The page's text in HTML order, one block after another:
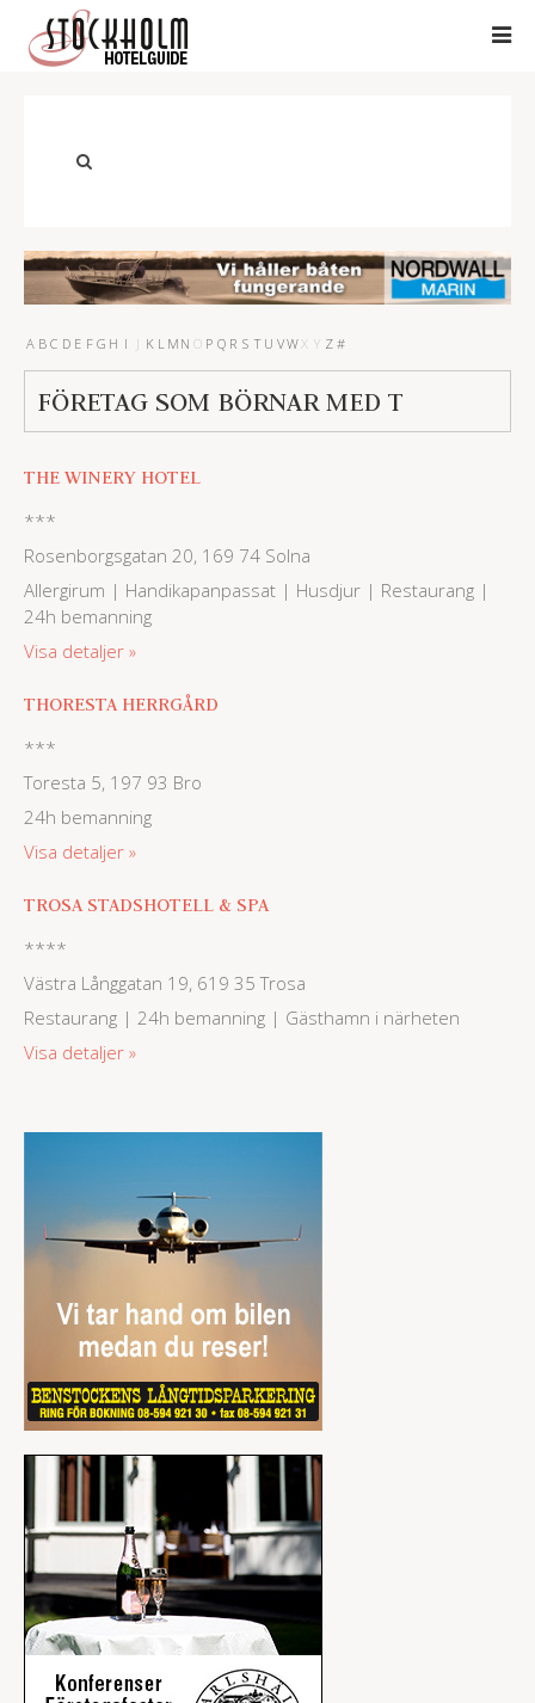
A B C D E F G H I J K L M N O P Q R S T U VWX Y Z #
FÖRETAG SOM BÖRNAR MED T
THE WINERY HOTEL
***
Rosenborgsgatan 20, 169 74 Solna
Allergirum | Handikapanpassat | Husdjur | Restaurang |
24h bemanning
Visa detaljer
THORESTA HERRGÅRD
***
Toresta 5, 197 93 Bro
24h bemanning
Visa detaljer
TROSA STADSHOTELL & SPA
****
Västra Långgatan 19, 619 35 Trosa
Restaurang | 24h bemanning | Gästhamn i närheten
Visa detaljer